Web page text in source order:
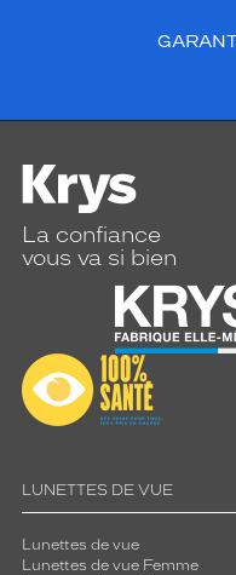
La confiance
vous va si bien
LUNETTES DE VUE
Lunettes de vue
Lunettes de vue Femme